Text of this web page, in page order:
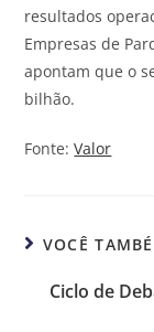
resultados
Empresas de
apontam que o
bilhão.
Fonte:Valor
VOCÊ
Ciclo de